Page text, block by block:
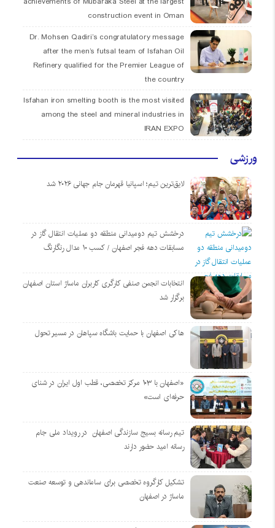
construction event in Oman
Dr. Mohsen Qadiri’s congratulatory message
after the men’s futsal team of Isfahan Oil
Refinery qualified for the Premier League of
the country
Isfahan iron smelting booth is the most visited
among the steel and mineral industries in
IRAN EXPO
ورزشی
لایق‌ترین تیم؛ اسپانیا قهرمان جام جهانی ۲۰۲۶ شد
درخشش تیم دومیدانی منطقه دو عملیات انتقال گاز در
مسابقات دهه فجر اصفهان / کسب ۱۰ مدال رنگارنگ
انتخابات انجمن صنفی کارگری کاربران ماساژ استان اصفهان
برگزار شد
هاکی اصفهان با حمایت باشگاه سپاهان در مسیر تحول
«اصفهان با ۱۰۳ مرکز تخصصی، قطب اول ایران در شنای
حرفه‌ای است»
تیم رسانه بسیج سازندگی اصفهان در رویداد ملی جام
رسانه امید حضور دارند
تشکیل کارگروه تخصصی برای ساماندهی و توسعه صنعت
ماساژ در اصفهان